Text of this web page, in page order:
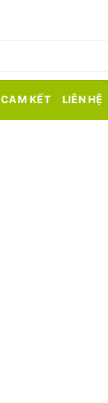
CAM KẾT LIÊN HỆ